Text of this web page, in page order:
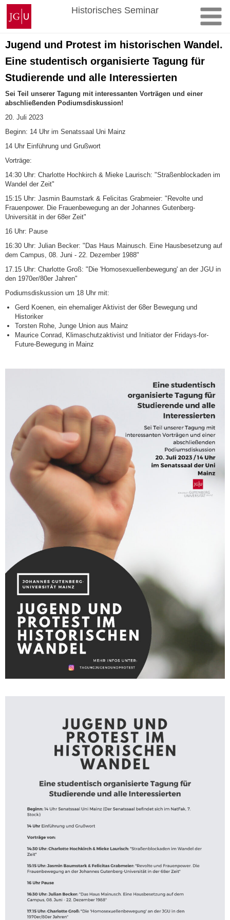
Zum
Inhalt
springen
Johannes
Gutenberg-
Universität
Mainz
Historisches Seminar
Jugend und Protest im historischen Wandel.
Eine studentisch organisierte Tagung für
Studierende und alle Interessierten
Sei Teil unserer Tagung mit interessanten Vorträgen und einer
abschließenden Podiumsdiskussion!
20. Juli 2023
Beginn: 14 Uhr im Senatssaal Uni Mainz
14 Uhr Einführung und Grußwort
Vorträge:
14:30 Uhr: Charlotte Hochkirch & Mieke Laurisch: "Straßenblockaden im
Wandel der Zeit"
15:15 Uhr: Jasmin Baumstark & Felicitas Grabmeier: "Revolte und
Frauenpower. Die Frauenbewegung an der Johannes Gutenberg-
Universität in der 68er Zeit"
16 Uhr: Pause
16:30 Uhr: Julian Becker: "Das Haus Mainusch. Eine Hausbesetzung auf
dem Campus, 08. Juni - 22. Dezember 1988"
17.15 Uhr: Charlotte Groß: "Die 'Homosexuellenbewegung' an der JGU in
den 1970er/80er Jahren"
Podiumsdiskussion um 18 Uhr mit:
Gerd Koenen, ein ehemaliger Aktivist der 68er Bewegung und
Historiker
Torsten Rohe, Junge Union aus Mainz
Maurice Conrad, Klimaschutzaktivist und Initiator der Fridays-for-
Future-Bewegung in Mainz